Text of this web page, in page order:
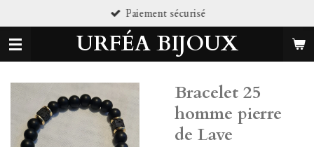
au
contenu
principal
URFÉA BIJOUX
Bracelet 25
homme pierre
de Lave